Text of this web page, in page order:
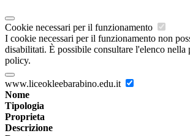
Cookie necessari per il funzionamento
I cookie necessari per il funzionamento non
disabilitati. È possibile consultare l'elenco nella
policy.
www.liceokleebarabino.edu.it
Nome
Tipologia
Proprieta
Descrizione